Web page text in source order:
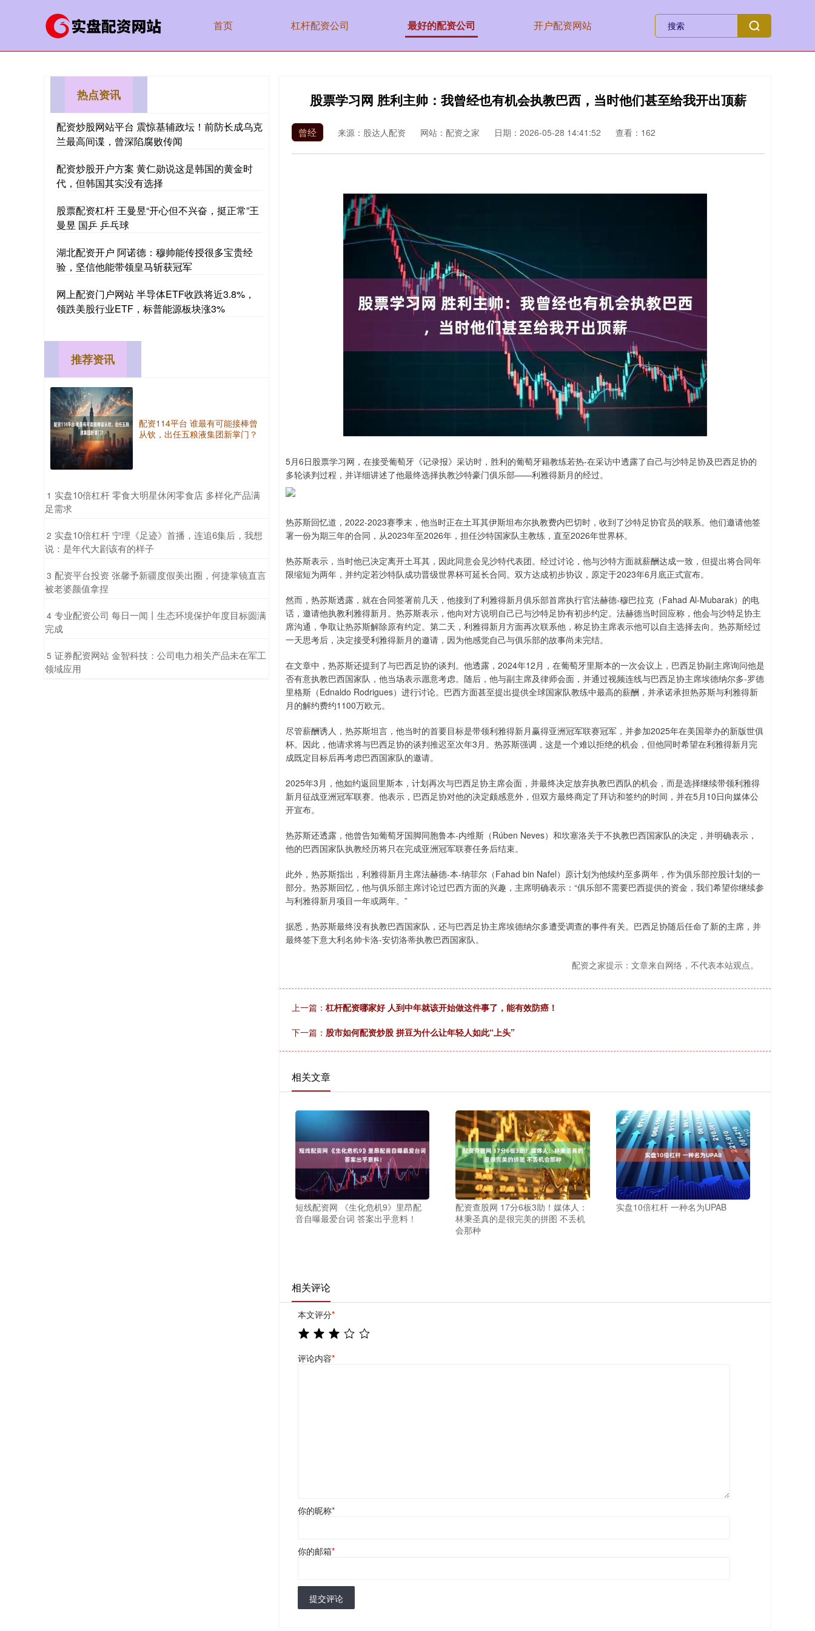
首页 杠杆配资公司 最好的配资公司 开户配资网站
股票学习网 胜利主帅：我曾经也有机会执教巴西，当时他们甚至给我开出顶薪
曾经 来源：股达人配资 网站：配资之家 日期：2026-05-28 14:41:52 查看：162
5月6日股票学习网，在接受葡萄牙《记录报》采访时，胜利的葡萄牙籍教练若热-在采访中透露了自己与沙特足协及巴西足协的
多轮谈判过程，并详细讲述了他最终选择执教沙特豪门俱乐部——利雅得新月的经过。
热苏斯回忆道，2022-2023赛季末，他当时正在土耳其伊斯坦布尔执教费内巴切时，收到了沙特足协官员的联系。他们邀请他签
署一份为期三年的合同，从2023年至2026年，担任沙特国家队主教练，直至2026年世界杯。
热苏斯表示，当时他已决定离开土耳其，因此同意会见沙特代表团。经过讨论，他与沙特方面就薪酬达成一致，但提出将合同年
限缩短为两年，并约定若沙特队成功晋级世界杯可延长合同。双方达成初步协议，原定于2023年6月底正式宣布。
然而，热苏斯透露，就在合同签署前几天，他接到了利雅得新月俱乐部首席执行官法赫德-穆巴拉克（Fahad Al-Mubarak）的电
话，邀请他执教利雅得新月。热苏斯表示，他向对方说明自己已与沙特足协有初步约定。法赫德当时回应称，他会与沙特足协主
席沟通，争取让热苏斯解除原有约定。第二天，利雅得新月方面再次联系他，称足协主席表示他可以自主选择去向。热苏斯经过
一天思考后，决定接受利雅得新月的邀请，因为他感觉自己与俱乐部的故事尚未完结。
在文章中，热苏斯还提到了与巴西足协的谈判。他透露，2024年12月，在葡萄牙里斯本的一次会议上，巴西足协副主席询问他是
否有意执教巴西国家队，他当场表示愿意考虑。随后，他与副主席及律师会面，并通过视频连线与巴西足协主席埃德纳尔多-罗德
里格斯（Ednaldo Rodrigues）进行讨论。巴西方面甚至提出提供全球国家队教练中最高的薪酬，并承诺承担热苏斯与利雅得新
月的解约费约1100万欧元。
尽管薪酬诱人，热苏斯坦言，他当时的首要目标是带领利雅得新月赢得亚洲冠军联赛冠军，并参加2025年在美国举办的新版世俱
杯。因此，他请求将与巴西足协的谈判推迟至次年3月。热苏斯强调，这是一个难以拒绝的机会，但他同时希望在利雅得新月完
成既定目标后再考虑巴西国家队的邀请。
2025年3月，他如约返回里斯本，计划再次与巴西足协主席会面，并最终决定放弃执教巴西队的机会，而是选择继续带领利雅得
新月征战亚洲冠军联赛。他表示，巴西足协对他的决定颇感意外，但双方最终商定了拜访和签约的时间，并在5月10日向媒体公
开宣布。
热苏斯还透露，他曾告知葡萄牙国脚同胞鲁本-内维斯（Rúben Neves）和坎塞洛关于不执教巴西国家队的决定，并明确表示，
他的巴西国家队执教经历将只在完成亚洲冠军联赛任务后结束。
此外，热苏斯指出，利雅得新月主席法赫德-本-纳菲尔（Fahad bin Nafel）原计划为他续约至多两年，作为俱乐部控股计划的一
部分。热苏斯回忆，他与俱乐部主席讨论过巴西方面的兴趣，主席明确表示：“俱乐部不需要巴西提供的资金，我们希望你继续参
与利雅得新月项目一年或两年。”
据悉，热苏斯最终没有执教巴西国家队，还与巴西足协主席埃德纳尔多遭受调查的事件有关。巴西足协随后任命了新的主席，并
最终签下意大利名帅卡洛-安切洛蒂执教巴西国家队。
配资之家提示：文章来自网络，不代表本站观点。
上一篇： 杠杆配资哪家好 人到中年就该开始做这件事了，能有效防癌！
下一篇： 股市如何配资炒股 拼豆为什么让年轻人如此“上头”
相关文章
短线配资网 《生化危机9》里昂配
音自曝最爱台词 答案出乎意料！
配资查股网 17分6板3助！媒体人：
林秉圣真的是很完美的拼图 不丢机
会那种
实盘10倍杠杆 一种名为UPAB
相关评论
本文评分*
评论内容*
你的昵称*
你的邮箱*
提交评论
热点资讯
配资炒股网站平台 震惊基辅政坛！前防长成乌克
兰最高间谍，曾深陷腐败传闻
配资炒股开户方案 黄仁勋说这是韩国的黄金时
代，但韩国其实没有选择
股票配资杠杆 王曼昱“开心但不兴奋，挺正常”王
曼昱 国乒 乒乓球
湖北配资开户 阿诺德：穆帅能传授很多宝贵经
验，坚信他能带领皇马斩获冠军
网上配资门户网站 半导体ETF收跌将近3.8%，
领跌美股行业ETF，标普能源板块涨3%
推荐资讯
配资114平台 谁最有可能接棒曾
从钦，出任五粮液集团新掌门？
1 ​实盘10倍杠杆 零食大明星休闲零食店 多样化产品满
足需求
2 ​实盘10倍杠杆 宁理《足迹》首播，连追6集后，我想
说：是年代大剧该有的样子
3 ​配资平台投资 张馨予新疆度假美出圈，何捷掌镜直言
被老婆颜值拿捏
4 ​专业配资公司 每日一闻丨生态环境保护年度目标圆满
完成
5 ​证券配资网站 金智科技：公司电力相关产品未在军工
领域应用